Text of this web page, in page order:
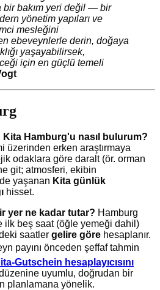
bir bakım yeri değil — bir
yönetim yapıları ve
mesleğini
ebeveynlerle derin, doğaya
yaşayabilirsek,
için en güçlü temeli
Hamburg'u nasıl bulurum?
üzerinden erken araştırmaya
odaklara göre daralt (ör. orman
git; atmosferi, ekibin
yaşanan Kita günlük
hisset.
yer ne kadar tutar? Hamburg
ilk beş saat (öğle yemeği dahil)
saatler gelire göre hesaplanır.
payını önceden şeffaf tahmin
Gutschein hesaplayıcısını
uyumlu, doğrudan bir
planlamana yönelik.